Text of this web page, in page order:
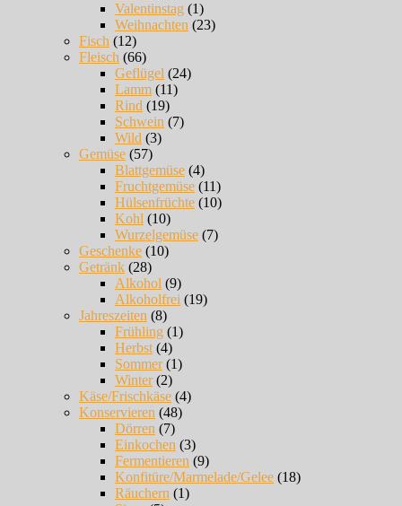
Valentinstag (1)
Weihnachten (23)
Fisch (12)
Fleisch (66)
Geflügel (24)
Lamm (11)
Rind (19)
Schwein (7)
Wild (3)
Gemüse (57)
Blattgemüse (4)
Fruchtgemüse (11)
Hülsenfrüchte (10)
Kohl (10)
Wurzelgemüse (7)
Geschenke (10)
Getränk (28)
Alkohol (9)
Alkoholfrei (19)
Jahreszeiten (8)
Frühling (1)
Herbst (4)
Sommer(1)
Winter(2)
Käse/Frischkäse (4)
Konservieren (48)
Dörren (7)
Einkochen (3)
Fermentieren (9)
Konfitüre/Marmelade/Gelee (18)
Räuchern (1)